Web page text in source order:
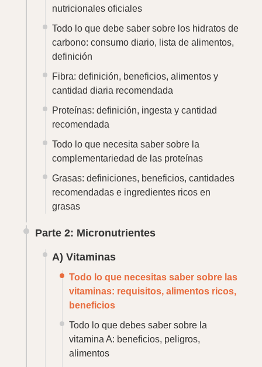
nutricionales oficiales
Todo lo que debe saber sobre los hidratos de
carbono: consumo diario, lista de alimentos,
definición
Fibra: definición, beneficios, alimentos y
cantidad diaria recomendada
Proteínas: definición, ingesta y cantidad
recomendada
Todo lo que necesita saber sobre la
complementariedad de las proteínas
Grasas: definiciones, beneficios, cantidades
recomendadas e ingredientes ricos en
grasas
Parte 2: Micronutrientes
A) Vitaminas
Todo lo que necesitas saber sobre las
vitaminas: requisitos, alimentos ricos,
beneficios
Todo lo que debes saber sobre la
vitamina A: beneficios, peligros,
alimentos